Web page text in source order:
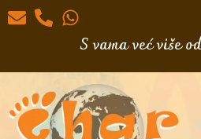
S vama već više